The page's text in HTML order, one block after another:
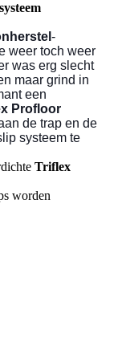
-
weer toch weer
was erg slecht
maar grind in
een
Profloor
de trap en de
systeem te
Triflex
worden